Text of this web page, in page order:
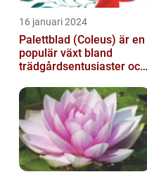
16 januari 2024
Palettblad (Coleus) är en
populär växt bland
trädgårdsentusiaster och